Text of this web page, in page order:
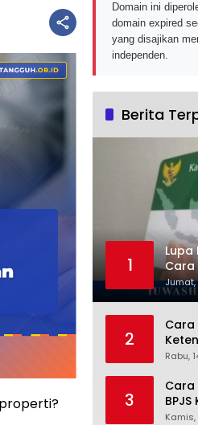
Domain ini
domain expired
yang disajikan
independen.
Berita
1
Lupa
Cara
KIS
Jumat,
2
Cara
Rabu,
3
Cara
Kamis,